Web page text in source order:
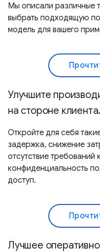
Мы описали различные
выбрать подходящую
модель для вашего
Улучшите
на стороне клиента.
Откройте для себя
задержка, снижение
отсутствие
конфиденциальность
доступ.
Лучшее